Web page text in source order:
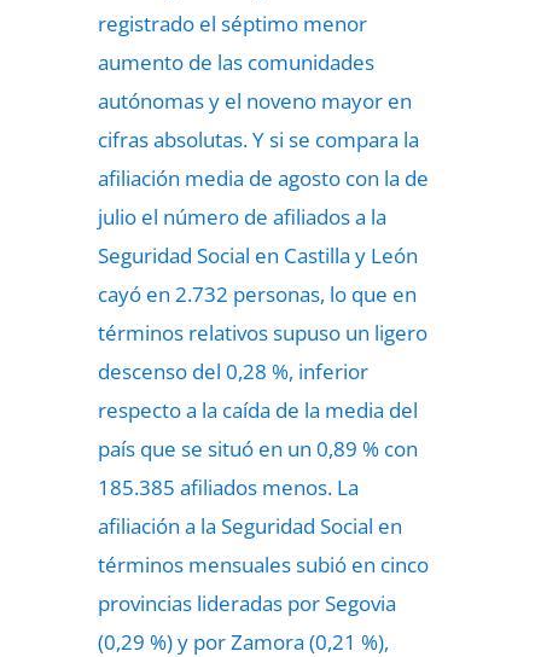
registrado el séptimo menor
aumento de las comunidades
autónomas y el noveno mayor en
cifras absolutas. Y si se compara la
afiliación media de agosto con la de
julio el número de afiliados a la
Seguridad Social en Castilla y León
cayó en 2.732 personas, lo que en
términos relativos supuso un ligero
descenso del 0,28 %, inferior
respecto a la caída de la media del
país que se situó en un 0,89 % con
185.385 afiliados menos. La
afiliación a la Seguridad Social en
términos mensuales subió en cinco
provincias lideradas por Segovia
(0,29 %) y por Zamora (0,21 %),